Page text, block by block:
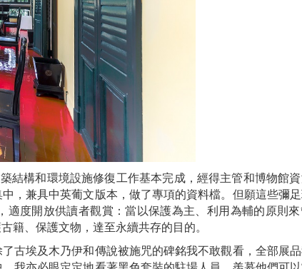
結構和環境設施修復工作基本完成，經得主管和博物館
，兼具中英葡文版本，做了專項的資料檔。但願這些彌
度開放供讀者觀賞：當以保護為主、利用為輔的原則
籍、保護文物，達至永續共存的目的。
古埃及木乃伊和傳說被施咒的碑銘我不敢觀看，全部展